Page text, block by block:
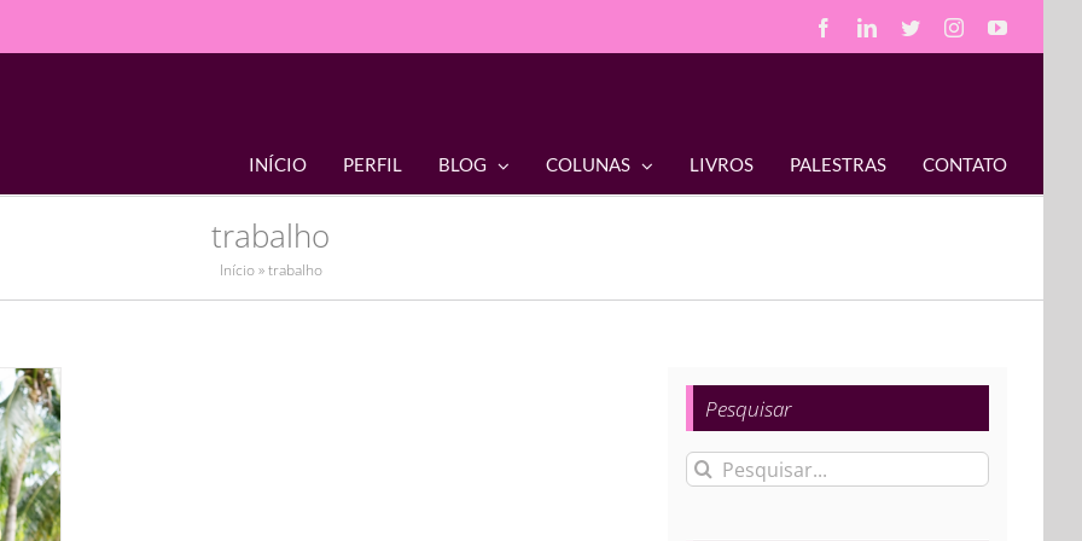
FacebookLinkedIn
TwitterInstagramYouTube
INÍCIO PERFIL BLOG COLUNAS LIVROS PALESTRAS CONTATO
trabalho
Início»trabalho
Pesquisar
Buscar